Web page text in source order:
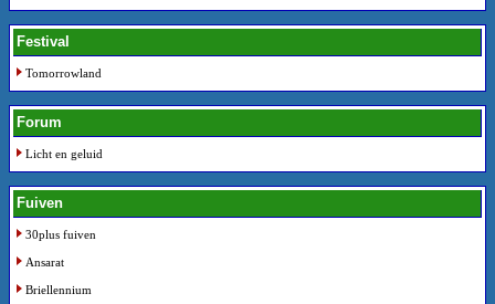
Festival
Tomorrowland
Forum
Licht en geluid
Fuiven
30plus fuiven
Ansarat
Briellennium